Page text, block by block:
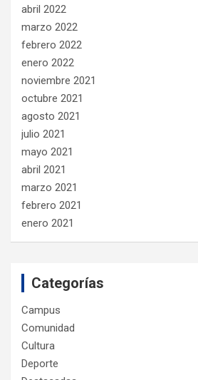
abril 2022
marzo 2022
febrero 2022
enero 2022
noviembre 2021
octubre 2021
agosto 2021
julio 2021
mayo 2021
abril 2021
marzo 2021
febrero 2021
enero 2021
Categorías
Campus
Comunidad
Cultura
Deporte